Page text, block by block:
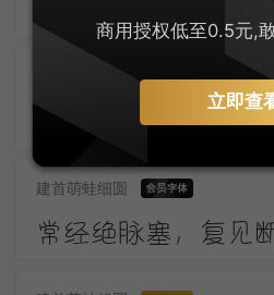
零售字体
建首萌蛙细圆
商用授权低至0.5元,
立即查